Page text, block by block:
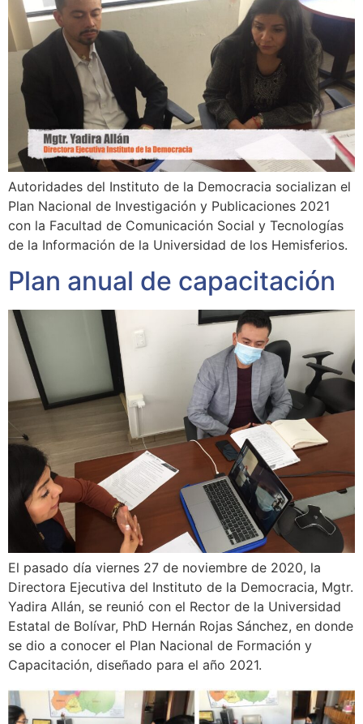
Autoridades del Instituto de la Democracia socializan el
Plan Nacional de Investigación y Publicaciones 2021
con la Facultad de Comunicación Social y Tecnologías
de la Información de la Universidad de los Hemisferios.
Plan anual de capacitación
El pasado día viernes 27 de noviembre de 2020, la
Directora Ejecutiva del Instituto de la Democracia, Mgtr.
Yadira Allán, se reunió con el Rector de la Universidad
Estatal de Bolívar, PhD Hernán Rojas Sánchez, en donde
se dio a conocer el Plan Nacional de Formación y
Capacitación, diseñado para el año 2021.